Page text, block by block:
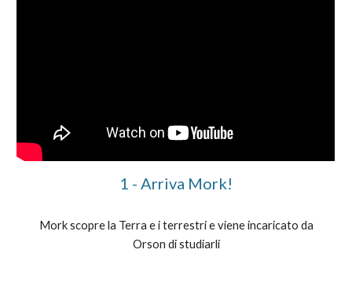
1 - Arriva Mork!
Mork scopre la Terra e i terrestri e viene incaricato da
Orson di studiarli